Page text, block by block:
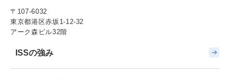
〒107-6032
東京都港区赤坂1-12-32
アーク森ビル32階
ISSの強み